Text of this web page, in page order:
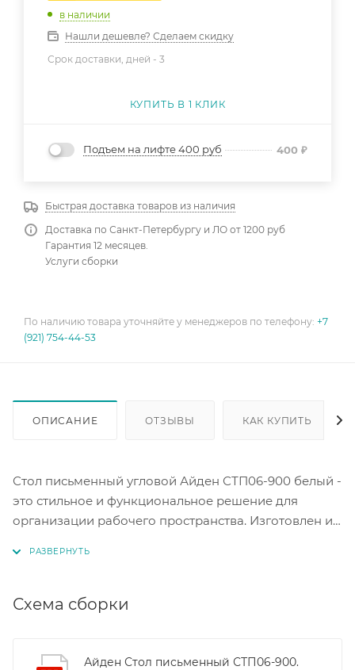
в наличии
Нашли дешевле? Сделаем скидку
Срок доставки, дней - 3
КУПИТЬ В 1 КЛИК
Подъем на лифте 400 руб 400 ₽
Быстрая доставка товаров из наличия
Доставка по Санкт-Петербургу и ЛО от 1200 руб
Гарантия 12 месяцев.
Услуги сборки
По наличию товара уточняйте у менеджеров по телефону: +7
(921) 754-44-53
ОПИСАНИЕ ОТЗЫВЫ КАК КУПИТЬ
Стол письменный угловой Айден СТП06-900 белый -
это стильное и функциональное решение для
организации рабочего пространства. Изготовлен из
обеспечивает удобство при работе с компьютером
Схема сборки
Айден Стол письменный СТП06-900.